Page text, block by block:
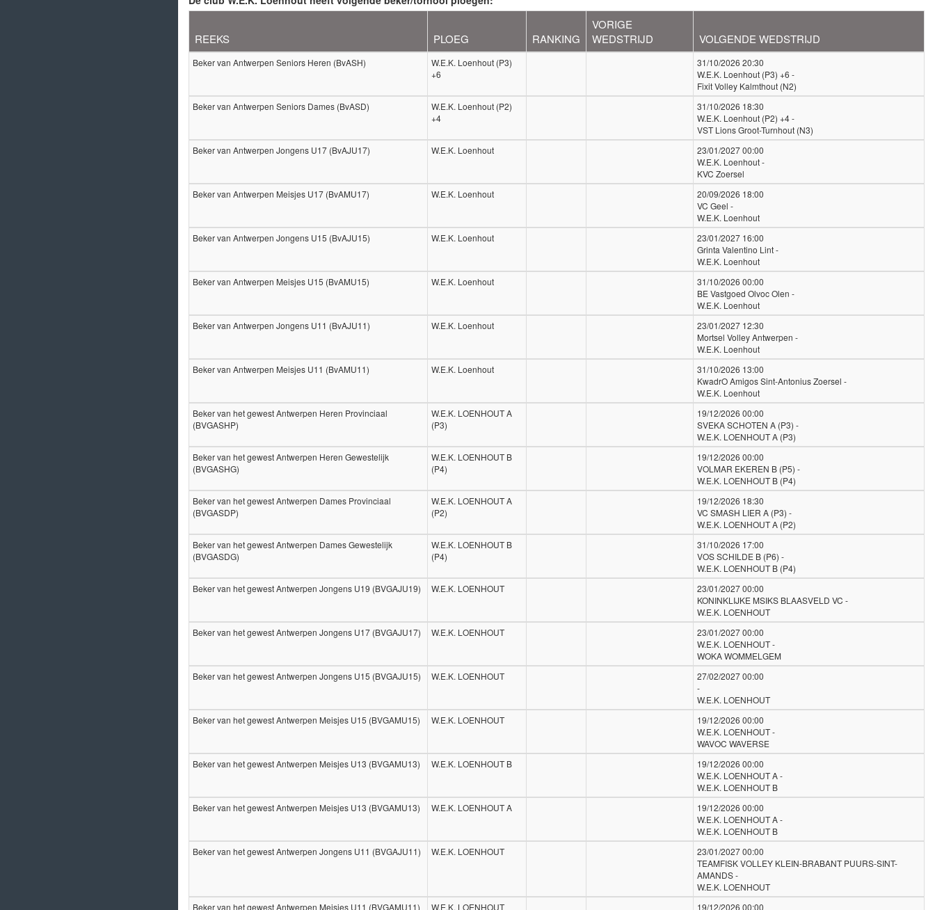
REEKS PLOEG RANKING
VORIGE
WEDSTRIJD
VOLGENDE WEDSTRIJD
Beker van Antwerpen Seniors Heren (BvASH)
W.E.K. Loenhout (P3)
+6
31/10/2026 20:30
W.E.K. Loenhout (P3) +6 -
Fixit Volley Kalmthout (N2)
Beker van Antwerpen Seniors Dames (BvASD)
W.E.K. Loenhout (P2)
+4
31/10/2026 18:30
W.E.K. Loenhout (P2) +4 -
VST Lions Groot-Turnhout (N3)
Beker van Antwerpen Jongens U17 (BvAJU17)
W.E.K. Loenhout
23/01/2027 00:00
W.E.K. Loenhout -
KVC Zoersel
Beker van Antwerpen Meisjes U17 (BvAMU17)
W.E.K. Loenhout
20/09/2026 18:00
VC Geel -
W.E.K. Loenhout
Beker van Antwerpen Jongens U15 (BvAJU15)
W.E.K. Loenhout
23/01/2027 16:00
Grinta Valentino Lint -
W.E.K. Loenhout
Beker van Antwerpen Meisjes U15 (BvAMU15)
W.E.K. Loenhout
31/10/2026 00:00
BE Vastgoed Olvoc Olen -
W.E.K. Loenhout
Beker van Antwerpen Jongens U11 (BvAJU11)
W.E.K. Loenhout
23/01/2027 12:30
Mortsel Volley Antwerpen -
W.E.K. Loenhout
Beker van Antwerpen Meisjes U11 (BvAMU11)
W.E.K. Loenhout
31/10/2026 13:00
KwadrO Amigos Sint-Antonius Zoersel -
W.E.K. Loenhout
Beker van het gewest Antwerpen Heren Provinciaal
(BVGASHP)
W.E.K. LOENHOUT A
(P3)
19/12/2026 00:00
SVEKA SCHOTEN A (P3) -
W.E.K. LOENHOUT A (P3)
Beker van het gewest Antwerpen Heren Gewestelijk
(BVGASHG)
W.E.K. LOENHOUT B
(P4)
19/12/2026 00:00
VOLMAR EKEREN B (P5) -
W.E.K. LOENHOUT B (P4)
Beker van het gewest Antwerpen Dames Provinciaal
(BVGASDP)
W.E.K. LOENHOUT A
(P2)
19/12/2026 18:30
VC SMASH LIER A (P3) -
W.E.K. LOENHOUT A (P2)
Beker van het gewest Antwerpen Dames Gewestelijk
(BVGASDG)
W.E.K. LOENHOUT B
(P4)
31/10/2026 17:00
VOS SCHILDE B (P6) -
W.E.K. LOENHOUT B (P4)
Beker van het gewest Antwerpen Jongens U19 (BVGAJU19)
W.E.K. LOENHOUT
23/01/2027 00:00
KONINKLIJKE MSIKS BLAASVELD VC -
W.E.K. LOENHOUT
Beker van het gewest Antwerpen Jongens U17 (BVGAJU17)
W.E.K. LOENHOUT
23/01/2027 00:00
W.E.K. LOENHOUT -
WOKA WOMMELGEM
Beker van het gewest Antwerpen Jongens U15 (BVGAJU15)
W.E.K. LOENHOUT
27/02/2027 00:00
-
W.E.K. LOENHOUT
Beker van het gewest Antwerpen Meisjes U15 (BVGAMU15)
W.E.K. LOENHOUT
19/12/2026 00:00
W.E.K. LOENHOUT -
WAVOC WAVERSE
Beker van het gewest Antwerpen Meisjes U13 (BVGAMU13)
W.E.K. LOENHOUT B
19/12/2026 00:00
W.E.K. LOENHOUT A -
W.E.K. LOENHOUT B
Beker van het gewest Antwerpen Meisjes U13 (BVGAMU13)
W.E.K. LOENHOUT A
19/12/2026 00:00
W.E.K. LOENHOUT A -
W.E.K. LOENHOUT B
Beker van het gewest Antwerpen Jongens U11 (BVGAJU11)
W.E.K. LOENHOUT
23/01/2027 00:00
TEAMFISK VOLLEY KLEIN-BRABANT PUURS-SINT-
AMANDS -
W.E.K. LOENHOUT
Beker van het gewest Antwerpen Meisjes U11 (BVGAMU11)
W.E.K. LOENHOUT 19/12/2026 00:00